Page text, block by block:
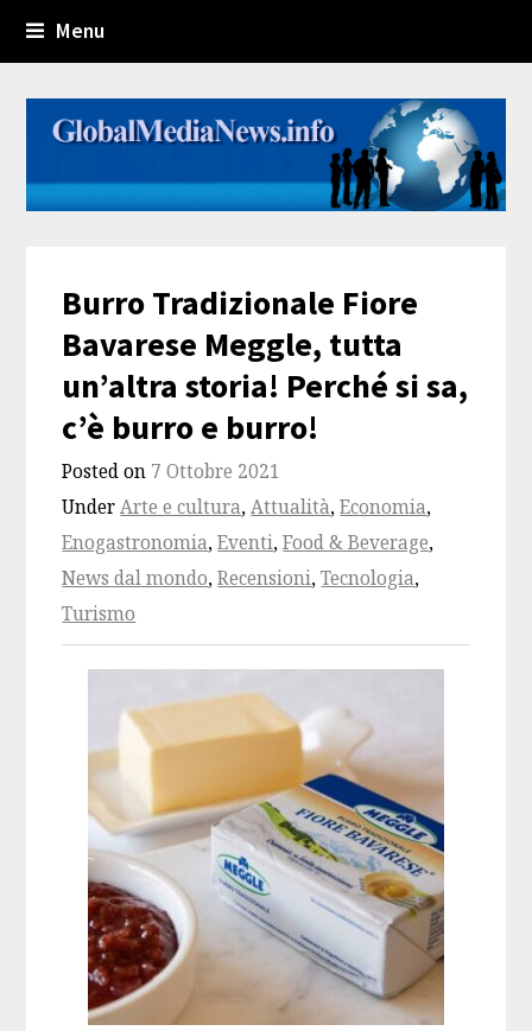
Menu
Burro Tradizionale Fiore
Bavarese Meggle, tutta
un’altra storia! Perché si sa,
c’è burro e burro!
Posted on 7 Ottobre 2021
UnderArte e cultura,Attualità,Economia,
Enogastronomia,Eventi,Food & Beverage,
News dal mondo,Recensioni,Tecnologia,
Turismo